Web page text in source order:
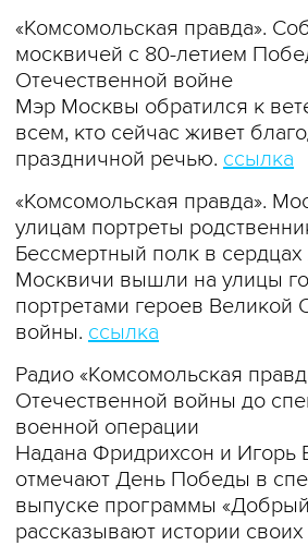
«Комсомольская правда».
москвичей с 80-летием
Отечественной войне
Мэр Москвы обратился к
всем, кто сейчас живет
праздничной речью. ссылка
«Комсомольская правда».
улицам портреты
Бессмертный полк в
Москвичи вышли на улицы
портретами героев Великой
войны. ссылка
Радио «Комсомольская
Отечественной войны до
военной операции
Надана Фридрихсон и Игорь
отмечают День Победы в
выпуске программы
рассказывают истории